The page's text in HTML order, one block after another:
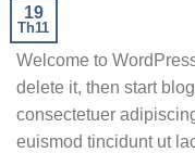
19
Th11
Welcome to
delete it, then start
consectetuer
euismod tincidunt ut